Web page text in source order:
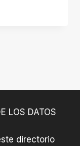
LOS DATOS
directorio